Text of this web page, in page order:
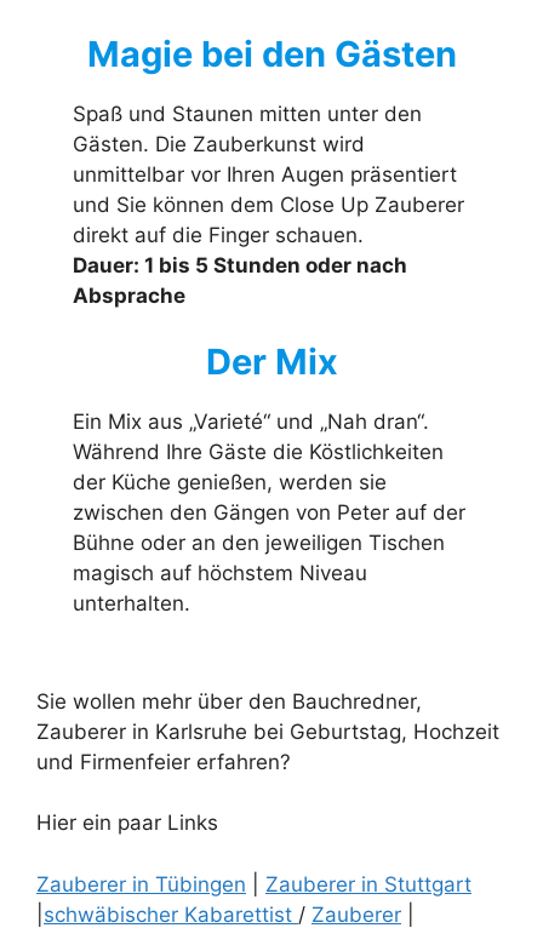
Magie bei den Gästen
Spaß und Staunen mitten unter den
Gästen. Die Zauberkunst wird
unmittelbar vor Ihren Augen präsentiert
und Sie können dem Close Up Zauberer
direkt auf die Finger schauen.
Dauer: 1 bis 5 Stunden oder nach
Absprache
Der Mix
Ein Mix aus „Varieté“ und „Nah dran“.
Während Ihre Gäste die Köstlichkeiten
der Küche genießen, werden sie
zwischen den Gängen von Peter auf der
Bühne oder an den jeweiligen Tischen
magisch auf höchstem Niveau
unterhalten.
Sie wollen mehr über den Bauchredner,
Zauberer in Karlsruhe bei Geburtstag, Hochzeit
und Firmenfeier erfahren?
Hier ein paar Links
Zauberer in Tübingen
Zauberer in Stuttgart
schwäbischer Kabarettist / Zauberer